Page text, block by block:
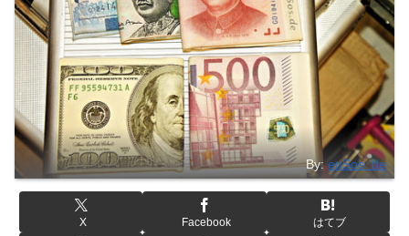
By:epSos .de
X Facebook はてブ